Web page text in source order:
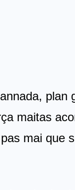
plan
maitas
mai que